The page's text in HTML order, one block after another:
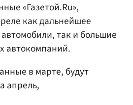
«Газетой.Ru»,
как дальнейшее
так и большие
автокомпаний.
в марте, будут
апрель,